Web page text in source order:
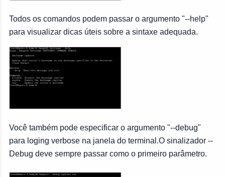
Todos os comandos podem passar o argumento "--help"
para visualizar dicas úteis sobre a sintaxe adequada.
Você também pode especificar o argumento "--debug"
para loging verbose na janela do terminal.O sinalizador --
Debug deve sempre passar como o primeiro parâmetro.